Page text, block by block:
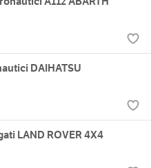
DAIHATSU
LAND ROVER 4X4